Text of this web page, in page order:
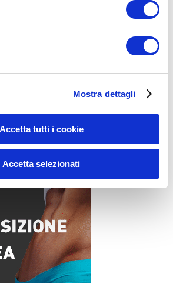
Mostra dettagli
Accetta tutti i cookie
Accetta selezionati
ORA